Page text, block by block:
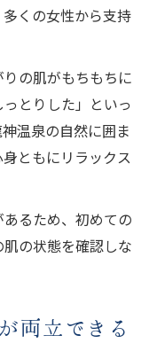
へのアプローチ
カニズムを解説
違いを実感する
泉の美肌効能
くの女性から支持
の肌がもちもちに
とりした」といっ
温泉の自然に囲ま
ともにリラックス
るため、初めての
の状態を確認しな
両立できる